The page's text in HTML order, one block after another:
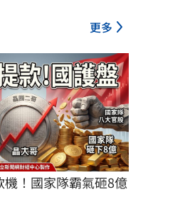
更多
！國家隊霸氣砸8億